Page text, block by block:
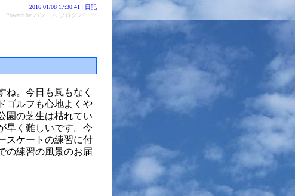
2016 01/08 17:30:41
日記
Powerd by バンコム ブログ バニー
ね。今日も風もなく
ゴルフも心地よくや
園の芝生は枯れてい
早く難しいです。今
スケートの練習に付
の練習の風景のお届